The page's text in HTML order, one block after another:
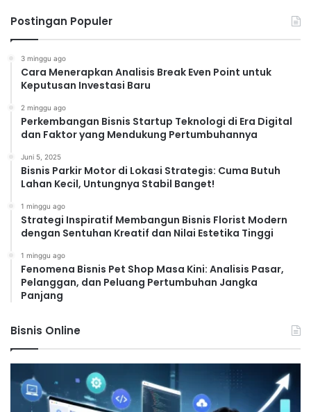
Postingan Populer
3 minggu ago
Cara Menerapkan Analisis Break Even Point untuk
Keputusan Investasi Baru
2 minggu ago
Perkembangan Bisnis Startup Teknologi di Era Digital
dan Faktor yang Mendukung Pertumbuhannya
Juni 5, 2025
Bisnis Parkir Motor di Lokasi Strategis: Cuma Butuh
Lahan Kecil, Untungnya Stabil Banget!
1 minggu ago
Strategi Inspiratif Membangun Bisnis Florist Modern
dengan Sentuhan Kreatif dan Nilai Estetika Tinggi
1 minggu ago
Fenomena Bisnis Pet Shop Masa Kini: Analisis Pasar,
Pelanggan, dan Peluang Pertumbuhan Jangka
Panjang
Bisnis Online